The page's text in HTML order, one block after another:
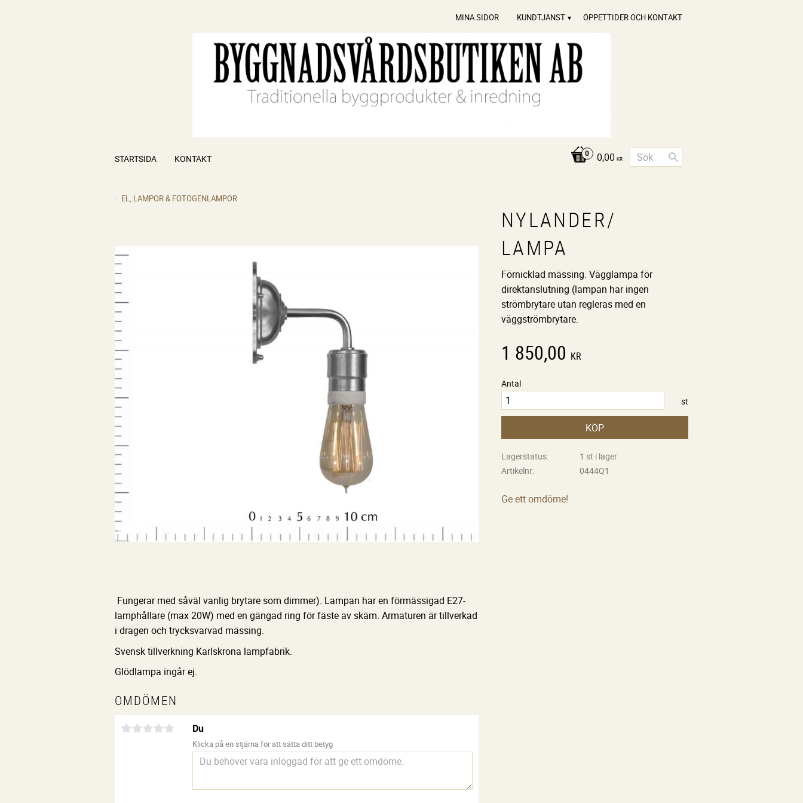
MINA SIDOR KUNDTJÄNST ÖPPETTIDER OCH KONTAKT
0,00 KR
STARTSIDA KONTAKT
EL, LAMPOR & FOTOGENLAMPOR
NYLANDER/
LAMPA
Förnicklad mässing. Vägglampa för
direktanslutning (lampan har ingen
strömbrytare utan regleras med en
väggströmbrytare.
1 850,00 KR
Antal
st
KÖP
Lagerstatus
1 st i lager
Artikelnr
0444Q1
Ge ett omdöme!
Fungerar med såväl vanlig brytare som dimmer). Lampan har en förmässigad E27-
lamphållare (max 20W) med en gängad ring för fäste av skäm. Armaturen är tillverkad
i dragen och trycksvarvad mässing.
Svensk tillverkning Karlskrona lampfabrik.
Glödlampa ingår ej.
OMDÖMEN
Du
Klicka på en stjärna för att sätta ditt betyg